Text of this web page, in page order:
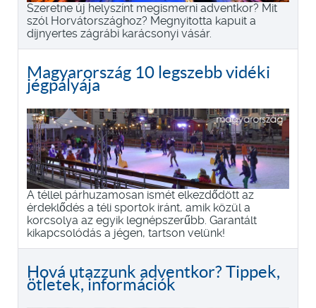
Szeretne új helyszínt megismerni adventkor? Mit
szól Horvátországhoz? Megnyitotta kapuit a
díjnyertes zágrábi karácsonyi vásár.
Magyarország 10 legszebb vidéki
jégpályája
A téllel párhuzamosan ismét elkezdődött az
érdeklődés a téli sportok iránt, amik közül a
korcsolya az egyik legnépszerűbb. Garantált
kikapcsolódás a jégen, tartson velünk!
Hová utazzunk adventkor? Tippek,
ötletek, információk